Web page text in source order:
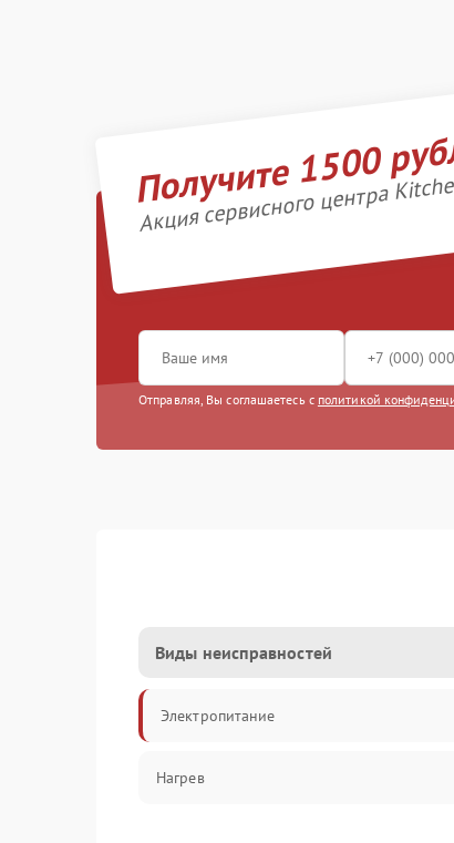
Получите 1500
Акция сервисного центра
Отправляя, Вы соглашаетесь с политикой
Виды неисправностей
Электропитание
Нагрев